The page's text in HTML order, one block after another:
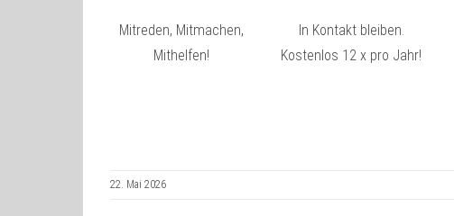
Mitreden, Mitmachen,
Mithelfen!
In Kontakt bleiben.
Kostenlos 12 x pro Jahr!
22. Mai 2026